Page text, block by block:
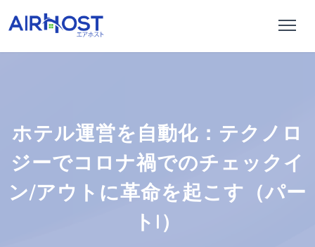
ホテル運営を自動化：テクノロ
ジーでコロナ禍でのチェックイ
ン/アウトに革命を起こす（パー
トI）